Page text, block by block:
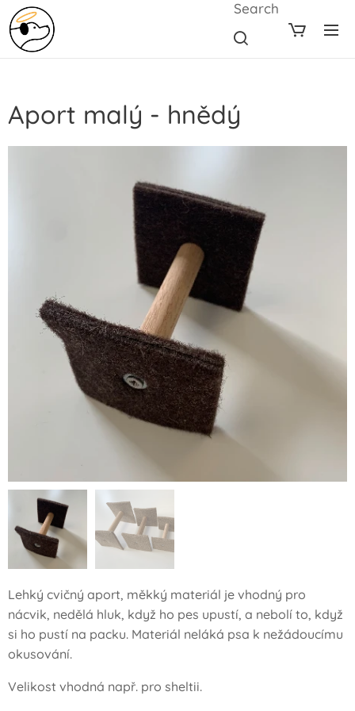
Search
Aport malý - hnědý
Lehký cvičný aport, měkký materiál je vhodný pro
nácvik, nedělá hluk, když ho pes upustí, a nebolí to, když
si ho pustí na packu. Materiál neláká psa k nežádoucímu
okusování.
Velikost vhodná např. pro sheltii.